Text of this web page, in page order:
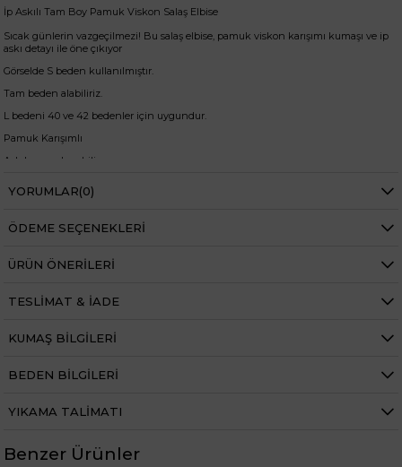
İp Askılı Tam Boy Pamuk Viskon Salaş Elbise
Sıcak günlerin vazgeçilmezi! Bu salaş elbise, pamuk viskon karışımı kumaşı ve ip
askı detayı ile öne çıkıyor
Görselde S beden kullanılmıştır.
Tam beden alabiliriz.
L bedeni 40 ve 42 bedenler için uygundur.
Pamuk Karışımlı
Askıları ayarlanabilir.
Terletmez.
Kol altı boyu: 105cm
+
Manken ölçüleri ise;
Mankenimiz S beden giymiştir
Göğüs 88 cm
Kalça 90 cm
Kilo 52 kg dir.
YORUMLAR(0)
ÖDEME SEÇENEKLERI
ÜRÜN ÖNERILERI
TESLIMAT & İADE
KUMAŞ BILGILERI
BEDEN BILGILERI
YIKAMA TALIMATI
Benzer Ürünler